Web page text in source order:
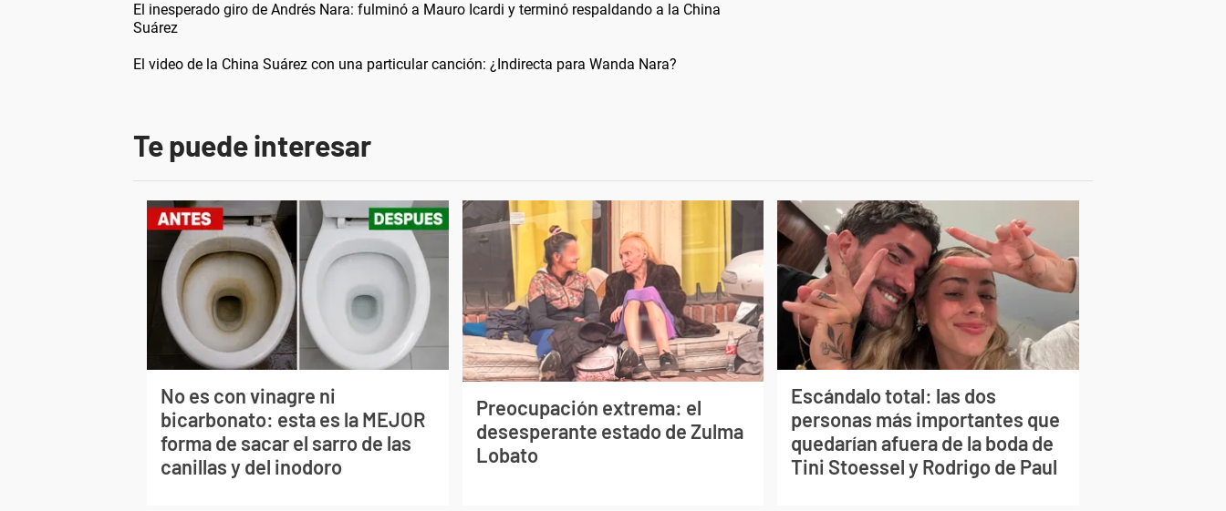
El inesperado giro de Andrés Nara: fulminó a Mauro Icardi y terminó respaldando a la China
Suárez
El video de la China Suárez con una particular canción: ¿Indirecta para Wanda Nara?
Te puede interesar
No es con vinagre ni
bicarbonato: esta es la MEJOR
forma de sacar el sarro de las
canillas y del inodoro
Preocupación extrema: el
desesperante estado de Zulma
Lobato
Escándalo total: las dos
personas más importantes que
quedarían afuera de la boda de
Tini Stoessel y Rodrigo de Paul